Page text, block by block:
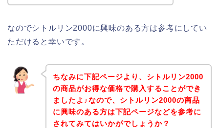
なのでシトルリン2000に興味のある方は参考にしてい
ただけると幸いです。
ちなみに下記ページより、シトルリン2000
の商品がお得な価格で購入することができ
ましたよ♪なので、シトルリン2000の商品
に興味のある方は下記ページなどを参考に
されてみてはいかがでしょうか？